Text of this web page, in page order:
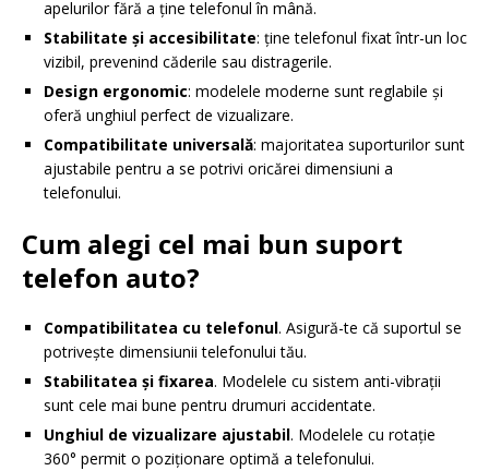
apelurilor fără a ține telefonul în mână.
Stabilitate și accesibilitate: ține telefonul fixat într-un loc
vizibil, prevenind căderile sau distragerile.
Design ergonomic: modelele moderne sunt reglabile și
oferă unghiul perfect de vizualizare.
Compatibilitate universală: majoritatea suporturilor sunt
ajustabile pentru a se potrivi oricărei dimensiuni a
telefonului.
Cum alegi cel mai bun suport
telefon auto?
Compatibilitatea cu telefonul. Asigură-te că suportul se
potrivește dimensiunii telefonului tău.
Stabilitatea și fixarea. Modelele cu sistem anti-vibrații
sunt cele mai bune pentru drumuri accidentate.
Unghiul de vizualizare ajustabil. Modelele cu rotație
360° permit o poziționare optimă a telefonului.